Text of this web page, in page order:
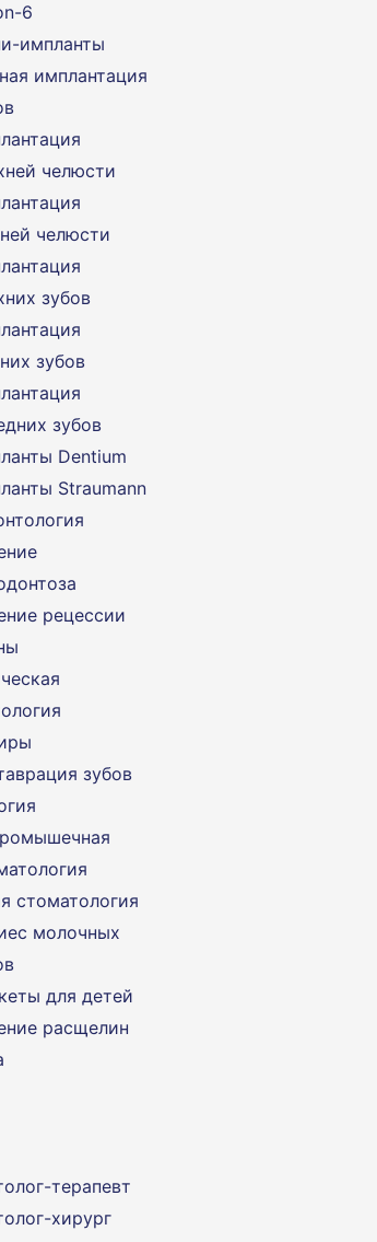
6
импланты
имплантация
челюсти
челюсти
зубов
зубов
зубов
Dentium
Straumann
рецессии
зубов
стоматология
молочных
для детей
расщелин
терапевт
хирург